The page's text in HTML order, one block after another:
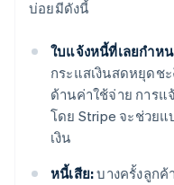
บ่อยมีดังนี้
ใบแจ้งหนี้ที่เลยกําห
กระแสเงินสดหยุดช
ด้านค่าใช้จ่าย การแ
โดย Stripe จะช่วยแ
เงิน
หนี้เสีย:บางครั้งลูกค้